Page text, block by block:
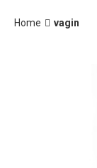
Home vagin